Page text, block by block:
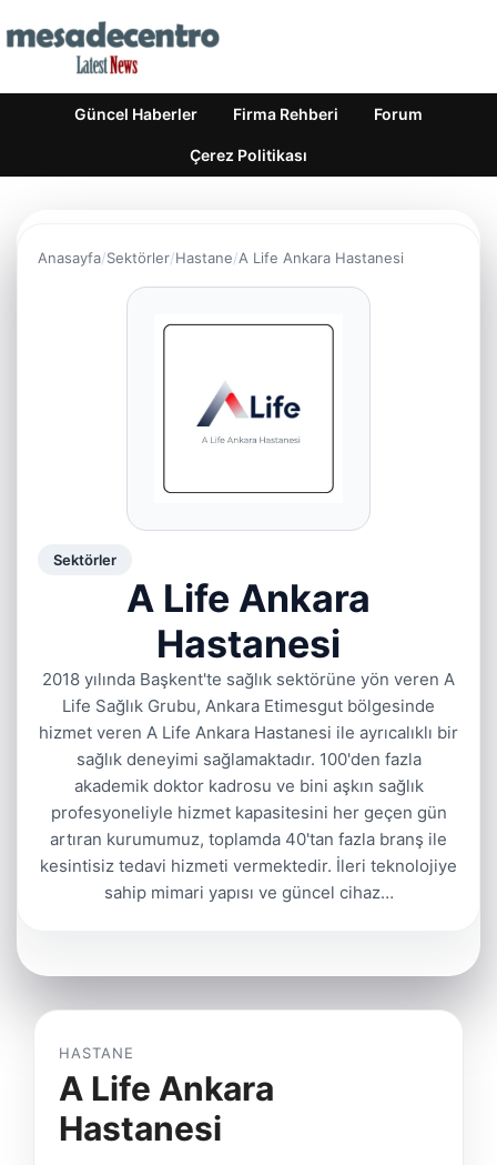
Güncel Haberler Firma Rehberi Forum
Çerez Politikası
Anasayfa Sektörler Hastane A Life Ankara Hastanesi
Sektörler
A Life Ankara
Hastanesi
2018 yılında Başkent'te sağlık sektörüne yön veren A
Life Sağlık Grubu, Ankara Etimesgut bölgesinde
hizmet veren A Life Ankara Hastanesi ile ayrıcalıklı bir
sağlık deneyimi sağlamaktadır. 100'den fazla
akademik doktor kadrosu ve bini aşkın sağlık
profesyoneliyle hizmet kapasitesini her geçen gün
artıran kurumumuz, toplamda 40'tan fazla branş ile
kesintisiz tedavi hizmeti vermektedir. İleri teknolojiye
sahip mimari yapısı ve güncel cihaz…
HASTANE
A Life Ankara
Hastanesi